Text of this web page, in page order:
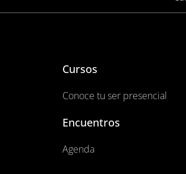
Cursos
Conoce tu ser presencial
Encuentros
Agenda